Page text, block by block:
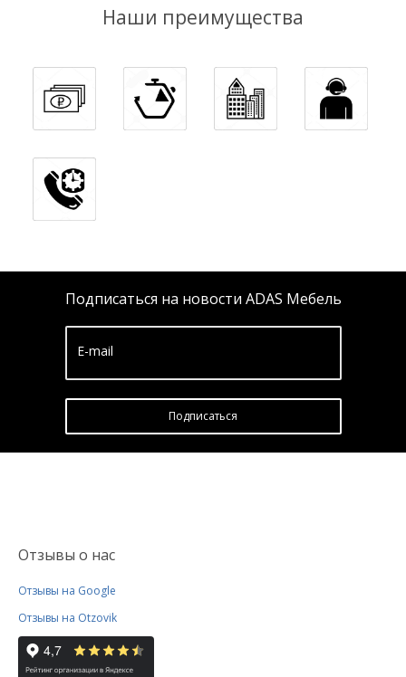
Наши преимущества
Подписаться на новости ADAS Мебель
E-mail
Подписатьcя
Отзывы о нас
Отзывы на Google
Отзывы на Otzovik